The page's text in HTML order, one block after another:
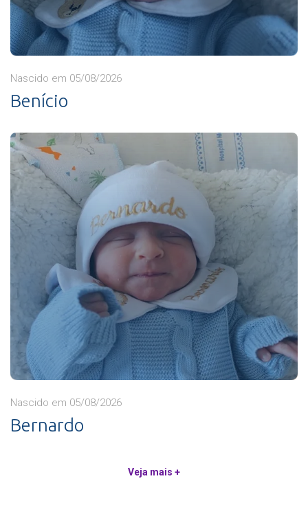
Nascido em 05/08/2026
Benício
Nascido em 05/08/2026
Bernardo
Veja mais +